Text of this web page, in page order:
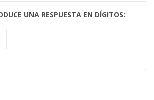
UNA RESPUESTA EN DÍGITOS: